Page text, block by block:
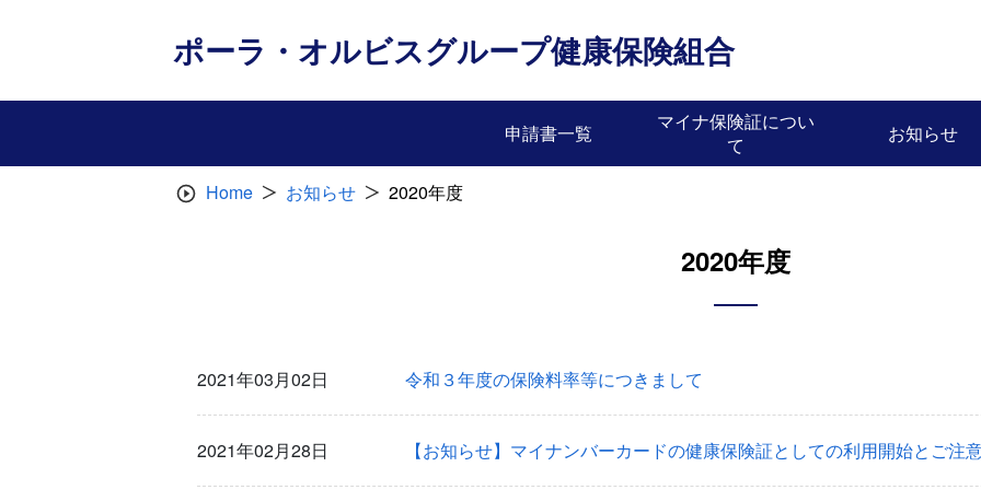
ポーラ・オルビスグループ健康保険組合
申請書一覧
マイナ保険証につい
て
お知らせ
Home お知らせ 2020年度
2020年度
2021年03月02日 令和３年度の保険料率等につきまして
2021年02月28日 【お知らせ】マイナンバーカードの健康保険証としての利用開始とご注